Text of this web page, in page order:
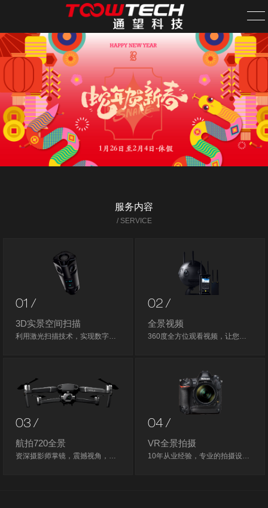
首页
关于我们
案例中心
新闻资讯
服务内容
/ SERVICE
01 /
3D实景空间扫描
利用激光扫描技术，实现数字重建，快速创建一个全新的3D实景空间，实现空间内自由行走漫游，开创新体验。
02 /
全景视频
360度全方位观看视频，让您体验不一般的体验。
03 /
航拍720全景
资深摄影师掌镜，震撼视角，可达4.5亿像素。
04 /
VR全景拍摄
10年从业经验，专业的拍摄设备，HDR拍摄，全景图标配2亿像素起。